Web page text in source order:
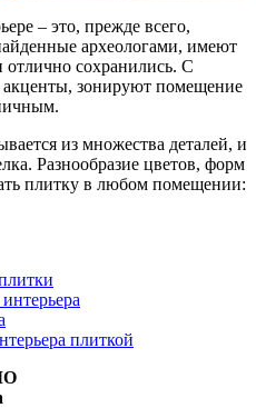
– это, прежде всего,
археологами, имеют
отлично сохранились. С
зонируют помещение
из множества деталей, и
Разнообразие цветов, форм
плитку в любом помещении:
плиткой